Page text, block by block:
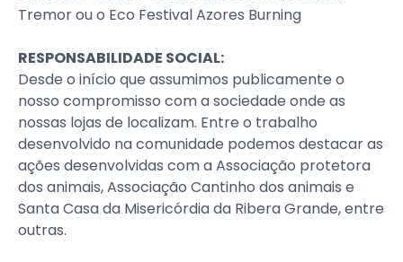
Tremor ou o Eco Festival Azores Burning
RESPONSABILIDADE SOCIAL:
Desde o início que assumimos publicamente o
nosso compromisso com a sociedade onde as
nossas lojas de localizam. Entre o trabalho
desenvolvido na comunidade podemos destacar as
ações desenvolvidas com a Associação protetora
dos animais, Associação Cantinho dos animais e
Santa Casa da Misericórdia da Ribera Grande, entre
outras.